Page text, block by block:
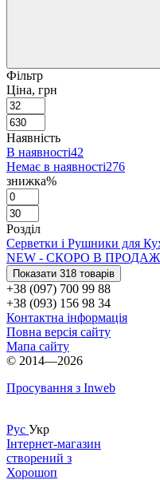
Фільтр
Ціна, грн
Наявність
В наявності42
Немає в наявності276
знижка%
Розділ
Серветки і Рушники для
NEW - СКОРО В
Показати 318 товарів
+38 (097) 700 99 88
+38 (093) 156 98 34
Контактна інформація
Повна версія сайту
Мапа сайту
© 2014—2026
Просування з Inweb
Рус Укр
Інтернет-магазин
створений з
Хорошоп